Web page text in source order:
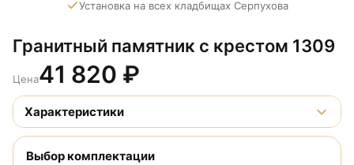
Установка на всех кладбищах Серпухова
Гранитный памятник с крестом 1309
Цена41 820 ₽
Характеристики
Выбор комплектации